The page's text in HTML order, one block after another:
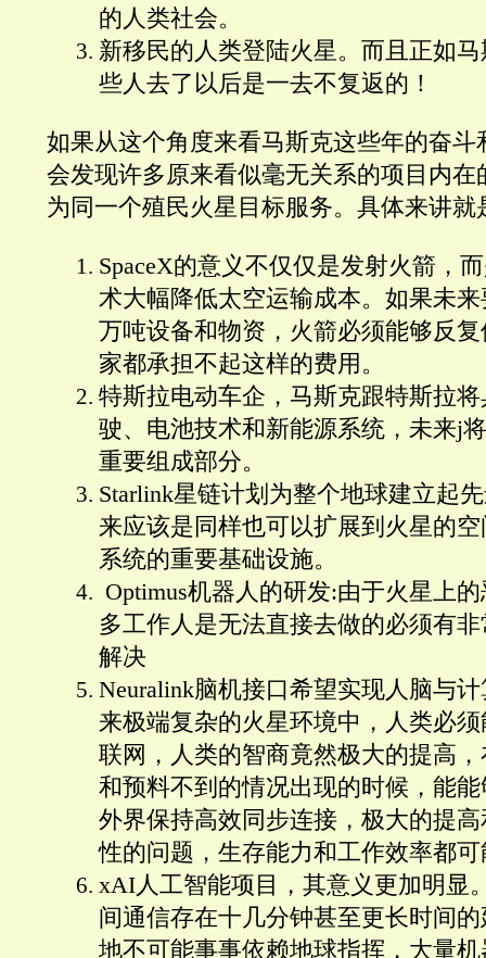
的人类社会。
新移民的人类登陆火星。而且正如
些人去了以后是一去不复返的！
如果从这个角度来看马斯克这些年的奋斗
会发现许多原来看似毫无关系的项目内在
为同一个殖民火星目标服务。具体来讲就
SpaceX的意义不仅仅是发射火箭，
术大幅降低太空运输成本。如果未
万吨设备和物资，火箭必须能够反
家都承担不起这样的费用。
特斯拉电动车企，马斯克跟特斯拉
驶、电池技术和新能源系统，未来j
重要组成部分。
Starlink星链计划为整个地球建立起
来应该是同样也可以扩展到火星的
系统的重要基础设施。
Optimus机器人的研发:由于火星上
多工作人是无法直接去做的必须有
解决
Neuralink脑机接口希望实现人脑与
来极端复杂的火星环境中，人类必
联网，人类的智商竟然极大的提高
和预料不到的情况出现的时候，能
外界保持高效同步连接，极大的提
性的问题，生存能力和工作效率都
xAI人工智能项目，其意义更加明显
间通信存在十几分钟甚至更长时间
地不可能事事依赖地球指挥，大量